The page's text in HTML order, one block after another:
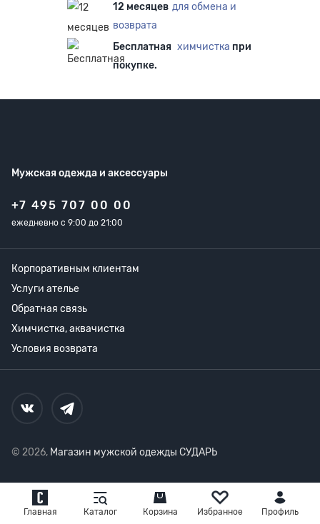
Главная Каталог Корзина Избранное Профиль
12 месяцев для обмена и
возврата
Бесплатная химчистка при
покупке.
Мужская одежда и аксессуары
+7 495 707 00 00
ежедневно с 9:00 до 21:00
Корпоративным клиентам
Услуги ателье
Обратная связь
Химчистка, аквачистка
Условия возврата
© 2026, Магазин мужской одежды СУДАРЬ